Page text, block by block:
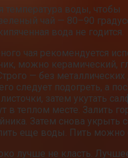
температура воды, чтобы
чай — 80–90
вода не годится.
чая рекомендуется
можно керамический,
— без металлических
следует подогреть, а
затем укутать
в теплом месте. Залить
Затем снова укрыть
еще воды. Пить можно
лучше не класть.